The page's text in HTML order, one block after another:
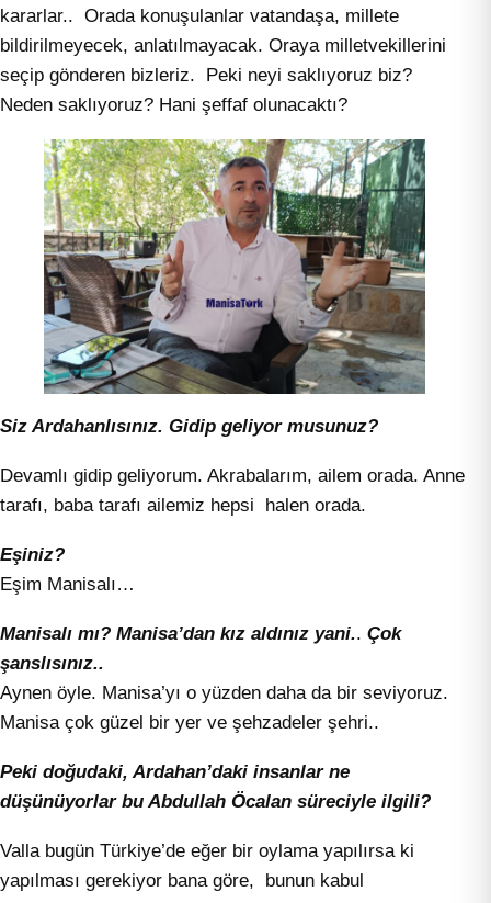
kararlar.. Orada konuşulanlar vatandaşa, millete
bildirilmeyecek, anlatılmayacak. Oraya milletvekillerini
seçip gönderen bizleriz. Peki neyi saklıyoruz biz?
Neden saklıyoruz? Hani şeffaf olunacaktı?
Siz Ardahanlısınız. Gidip geliyor musunuz?
Devamlı gidip geliyorum. Akrabalarım, ailem orada. Anne
tarafı, baba tarafı ailemiz hepsi halen orada.
Eşiniz?
Eşim Manisalı…
Manisalı mı? Manisa’dan kız aldınız yani.. Çok
şanslısınız..
Aynen öyle. Manisa’yı o yüzden daha da bir seviyoruz.
Manisa çok güzel bir yer ve şehzadeler şehri..
Peki doğudaki, Ardahan’daki insanlar ne
düşünüyorlar bu Abdullah Öcalan süreciyle ilgili?
Valla bugün Türkiye’de eğer bir oylama yapılırsa ki
yapılması gerekiyor bana göre, bunun kabul